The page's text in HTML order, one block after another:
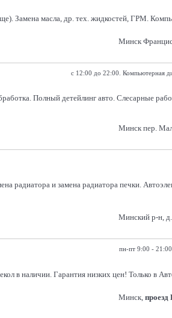
Замена масла, др. тех. жидкостей, ГРМ.
Минск
с 12:00 до 22:00. Компьютерная
Полный детейлинг авто. Слесарные
Минск пер.
радиатора и замена радиатора печки.
Минский р-н,
пн-пт 9:00 -
в наличии. Гарантия низких цен! Только в
Минск, проезд